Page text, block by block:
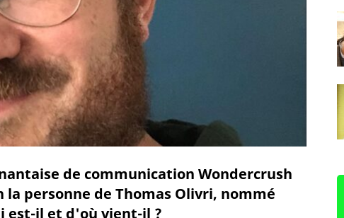
de communication Wondercrush
personne de Thomas Olivri, nommé
est-il et d'où vient-il ?